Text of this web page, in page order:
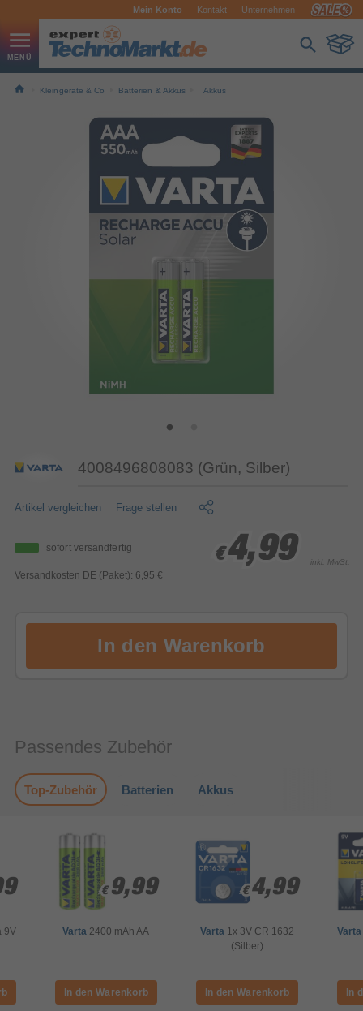
Mein Konto Kontakt Unternehmen
Kleingeräte & Co Batterien & Akkus Akkus
4008496808083 (Grün, Silber)
Artikel vergleichen Frage stellen
sofort versandfertig
Versandkosten DE (Paket): 6,95 €
€ 4,99
€ 4,99
€ 4,99 inkl. MwSt.
Passendes Zubehör
Top-Zubehör Batterien Akkus
9V
€ 9,99
€ 9,99
Varta 2400 mAh AA
€ 4,99
€ 4,99
Varta 1x 3V CR 1632
(Silber)
Varta